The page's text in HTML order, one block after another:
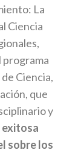
La
Ciencia
programa
Ciencia,
que
y
exitosa
sobre los